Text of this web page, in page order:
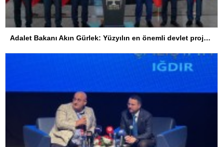
Adalet Bakanı Akın Gürlek: Yüzyılın en önemli devlet projesi